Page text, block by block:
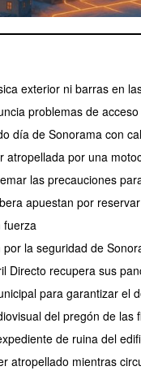
exterior ni barras en
problemas de
día de Sonorama con
atropellada por una
las precauciones
apuestan por
fuerza
la seguridad de
Directo recupera sus
para garantizar el
del pregón de las
de ruina del
atropellado mientras